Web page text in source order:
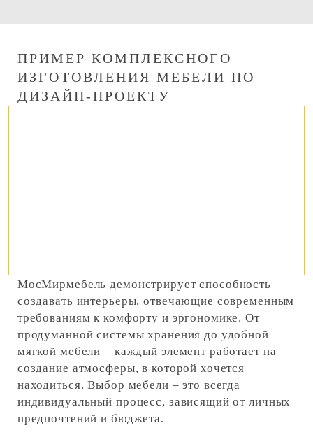
ПРИМЕР КОМПЛЕКСНОГО
ИЗГОТОВЛЕНИЯ МЕБЕЛИ ПО
ДИЗАЙН-ПРОЕКТУ
МосМирмебель демонстрирует способность
создавать интерьеры, отвечающие современным
требованиям к комфорту и эргономике. От
продуманной системы хранения до удобной
мягкой мебели – каждый элемент работает на
создание атмосферы, в которой хочется
находиться. Выбор мебели – это всегда
индивидуальный процесс, зависящий от личных
предпочтений и бюджета.